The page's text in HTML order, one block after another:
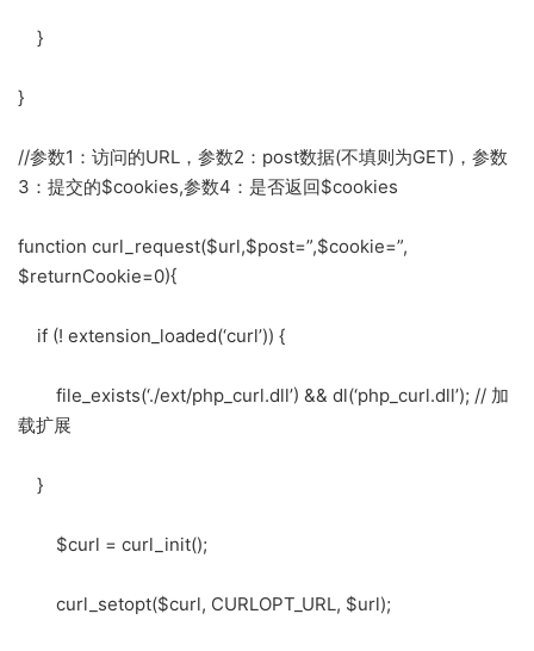
}
}
//参数1：访问的URL，参数2：post数据(不填则为GET)，参数
3：提交的$cookies,参数4：是否返回$cookies
function curl_request($url,$post=”,$cookie=”,
$returnCookie=0){
if (! extension_loaded(‘curl’)) {
file_exists(‘./ext/php_curl.dll’) && dl(‘php_curl.dll’); // 加
载扩展
}
$curl = curl_init();
curl_setopt($curl, CURLOPT_URL, $url);